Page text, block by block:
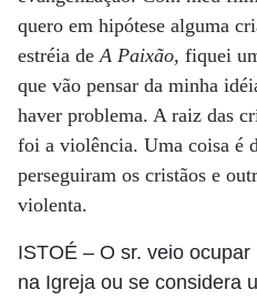
quero em hipótese alguma
estréia deA Paixão, fiquei
que vão pensar da minha
haver problema. A raiz das
foi a violência. Uma coisa é
perseguiram os cristãos e
violenta.
ISTOÉ – O sr. veio
na Igreja ou se considera